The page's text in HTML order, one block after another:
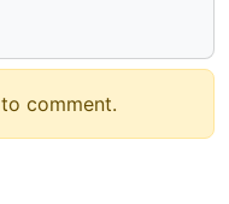
to comment.